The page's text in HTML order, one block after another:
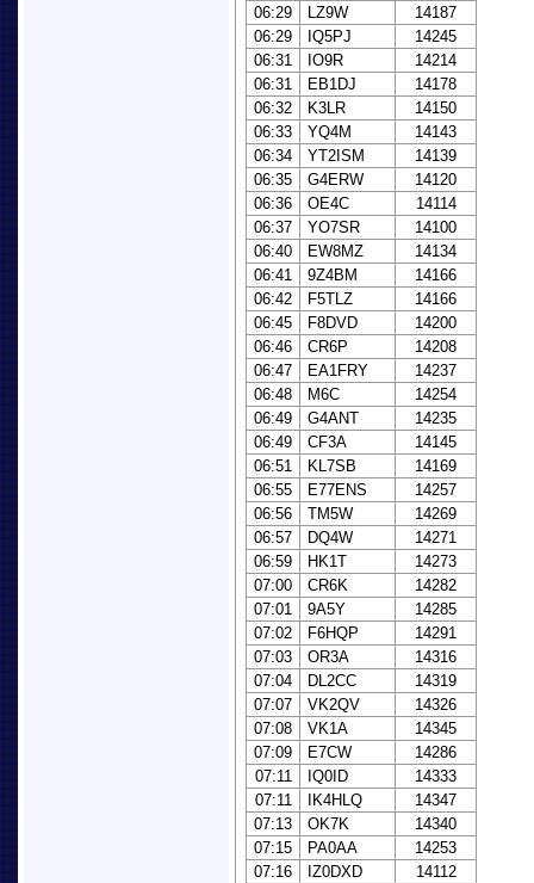
06:29
LZ9W
14187
06:29
IQ5PJ
14245
06:31
IO9R
14214
06:31
EB1DJ
14178
06:32
K3LR
14150
06:33
YQ4M
14143
06:34
YT2ISM
14139
06:35
G4ERW
14120
06:36
OE4C
14114
06:37
YO7SR
14100
06:40
EW8MZ
14134
06:41
9Z4BM
14166
06:42
F5TLZ
14166
06:45
F8DVD
14200
06:46
CR6P
14208
06:47
EA1FRY
14237
06:48
M6C
14254
06:49
G4ANT
14235
06:49
CF3A
14145
06:51
KL7SB
14169
06:55
E77ENS
14257
06:56
TM5W
14269
06:57
DQ4W
14271
06:59
HK1T
14273
07:00
CR6K
14282
07:01
9A5Y
14285
07:02
F6HQP
14291
07:03
OR3A
14316
07:04
DL2CC
14319
07:07
VK2QV
14326
07:08
VK1A
14345
07:09
E7CW
14286
07:11
IQ0ID
14333
07:11
IK4HLQ
14347
07:13
OK7K
14340
07:15
PA0AA
14253
07:16
IZ0DXD
14112